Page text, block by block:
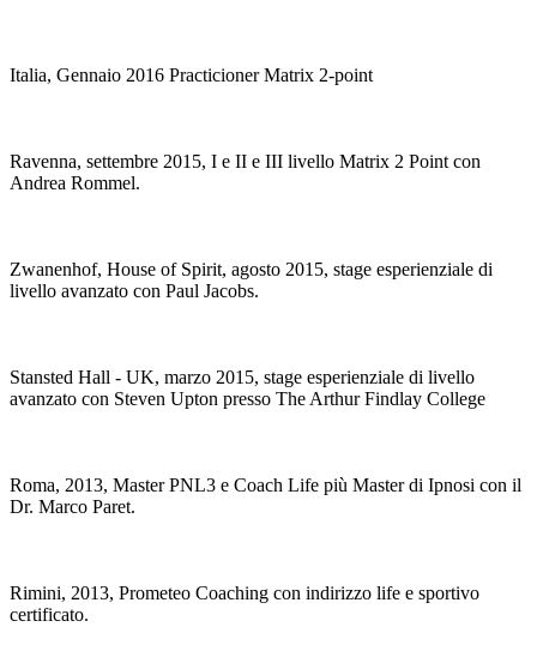
Italia, Gennaio 2016 Practicioner Matrix 2-point
Ravenna, settembre 2015, I e II e III livello Matrix 2 Point con
Andrea Rommel.
Zwanenhof, House of Spirit, agosto 2015, stage esperienziale di
livello avanzato con Paul Jacobs.
Stansted Hall - UK, marzo 2015, stage esperienziale di livello
avanzato con Steven Upton presso The Arthur Findlay College
Roma, 2013, Master PNL3 e Coach Life più Master di Ipnosi con il
Dr. Marco Paret.
Rimini, 2013, Prometeo Coaching con indirizzo life e sportivo
certificato.